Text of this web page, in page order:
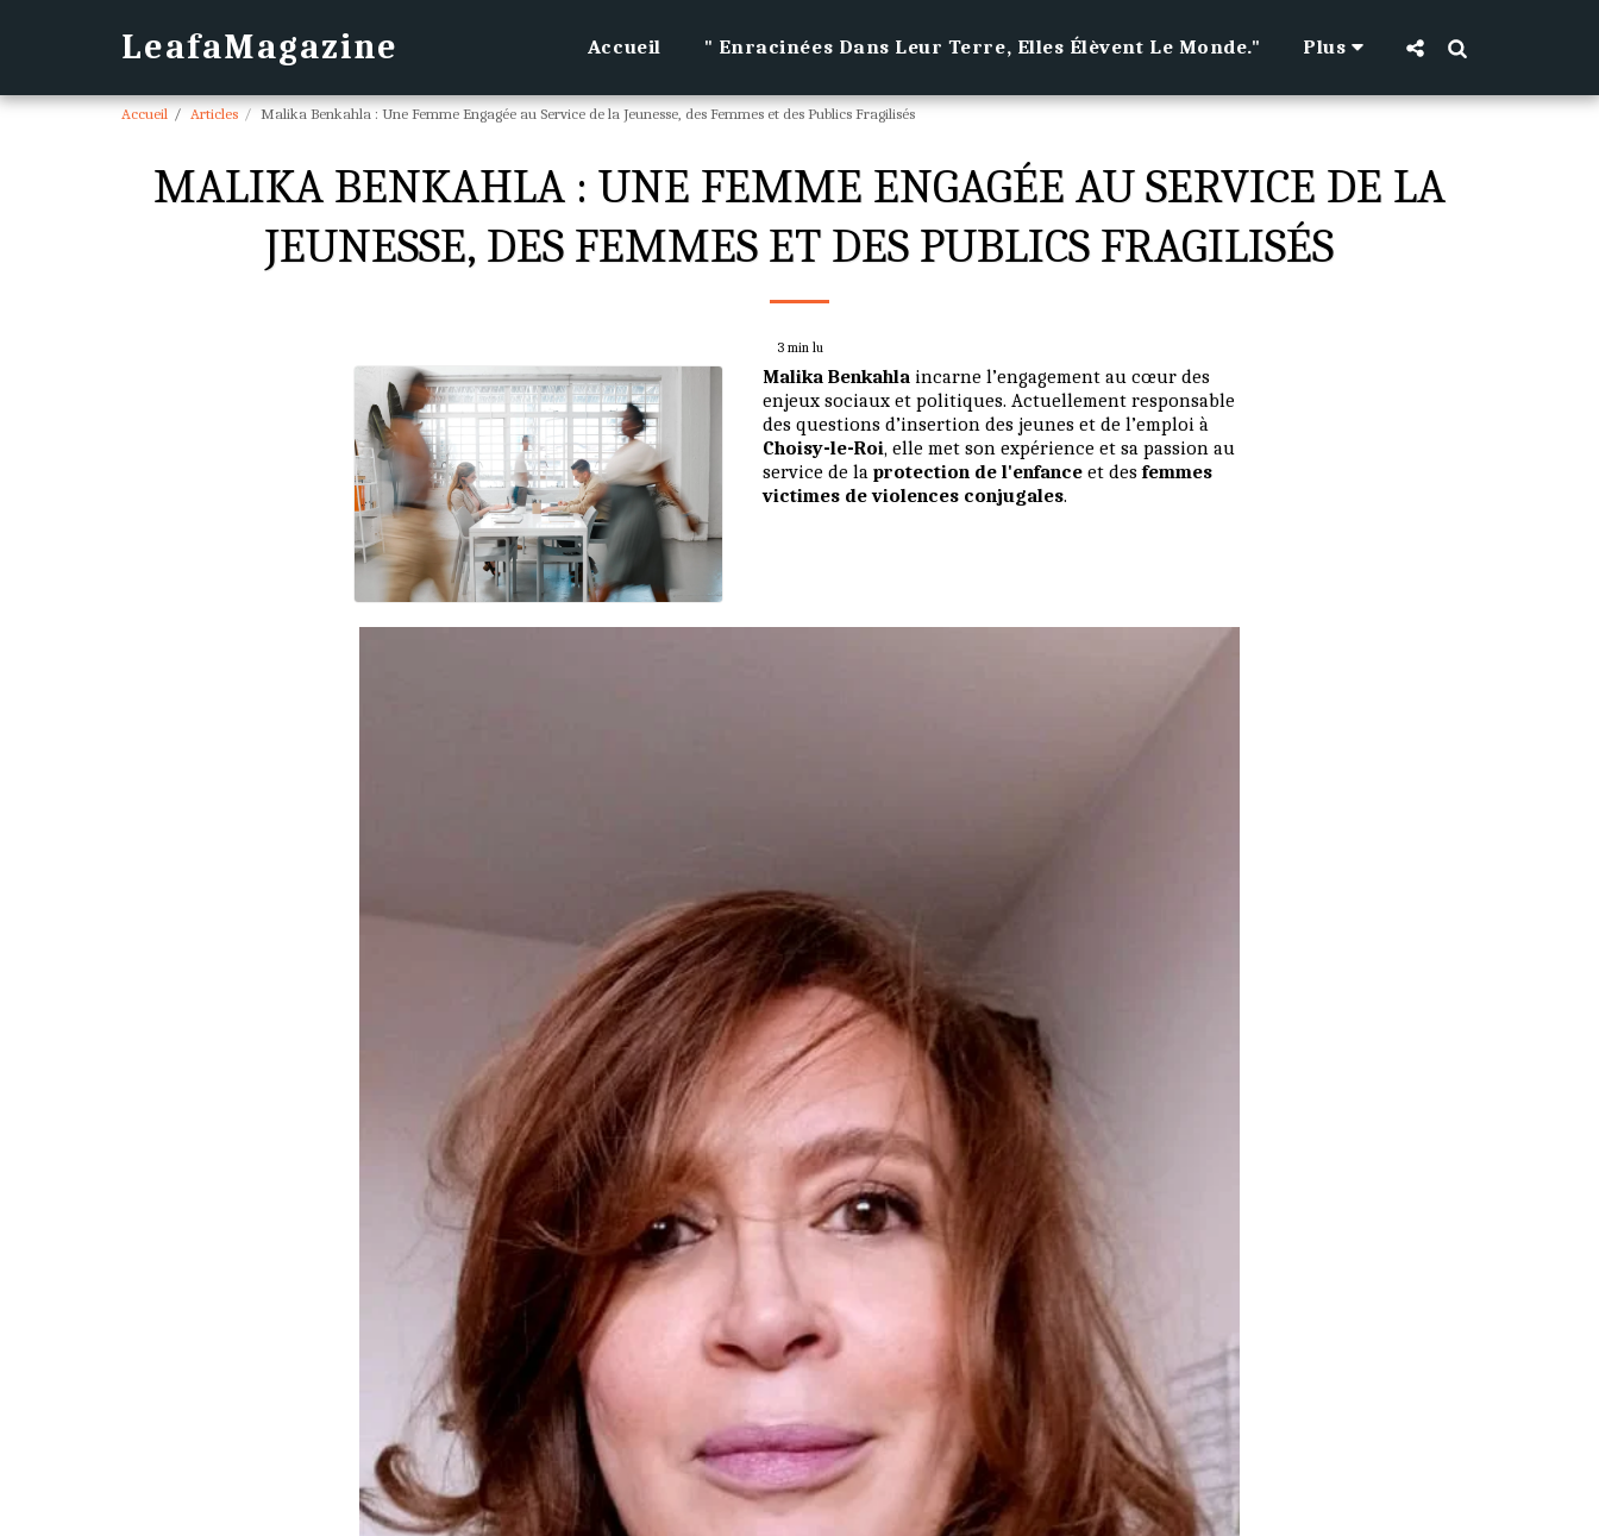
LeafaMagazine Accueil " Enracinées Dans Leur Terre, Elles Élèvent Le Monde." Plus
Accueil Articles Malika Benkahla : Une Femme Engagée au Service de la Jeunesse, des Femmes et des Publics Fragilisés
MALIKA BENKAHLA : UNE FEMME ENGAGÉE AU SERVICE DE LA
JEUNESSE, DES FEMMES ET DES PUBLICS FRAGILISÉS
3 min lu
Malika Benkahla incarne l’engagement au cœur des
enjeux sociaux et politiques. Actuellement responsable
des questions d’insertion des jeunes et de l’emploi à
Choisy-le-Roi, elle met son expérience et sa passion au
service de laprotection de l'enfance et desfemmes
victimes de violences conjugales.